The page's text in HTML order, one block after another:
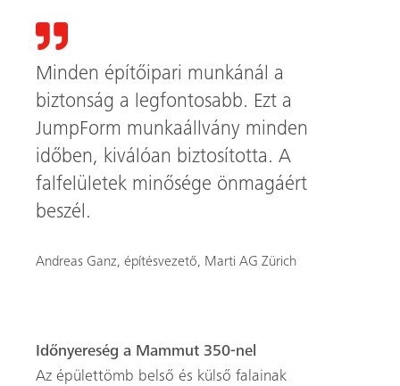
Minden építőipari munkánál a
biztonság a legfontosabb. Ezt a
JumpForm munkaállvány minden
időben, kiválóan biztosította. A
falfelületek minősége önmagáért
beszél.
Andreas Ganz, építésvezető, Marti AG Zürich
Időnyereség a Mammut 350-nel
Az épülettömb belső és külső falainak